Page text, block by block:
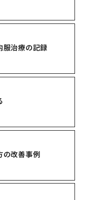
服治療の記録
の改善事例